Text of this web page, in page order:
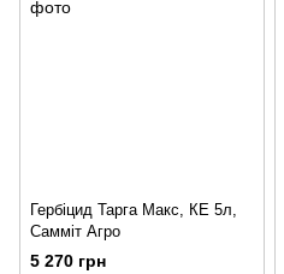
Гербіцид Тарга Макс, КЕ 5л,
Самміт Агро
5 270 грн